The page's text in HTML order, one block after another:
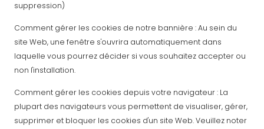
suppression)
Comment gérer les cookies de notre bannière : Au sein du
site Web, une fenêtre s'ouvrira automatiquement dans
laquelle vous pourrez décider si vous souhaitez accepter ou
non l'installation.
Comment gérer les cookies depuis votre navigateur : La
plupart des navigateurs vous permettent de visualiser, gérer,
supprimer et bloquer les cookies d'un site Web. Veuillez noter